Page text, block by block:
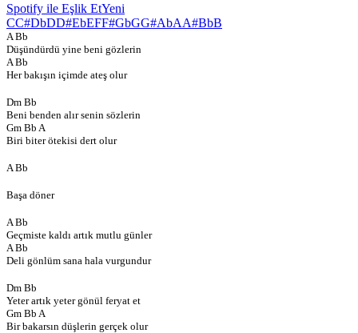
Spotify ile Eşlik EtYeni
CC#DbDD#EbEFF#GbGG#AbAA#BbB
A Bb
Düşündürdü yine beni gözlerin
A Bb
Her bakışın içimde ateş olur
Dm Bb
Beni benden alır senin sözlerin
Gm Bb A
Biri biter ötekisi dert olur
A Bb
Başa döner
A Bb
Geçmiste kaldı artık mutlu günler
A Bb
Deli gönlüm sana hala vurgundur
Dm Bb
Yeter artık yeter gönül feryat et
Gm Bb A
Bir bakarsın düşlerin gerçek olur